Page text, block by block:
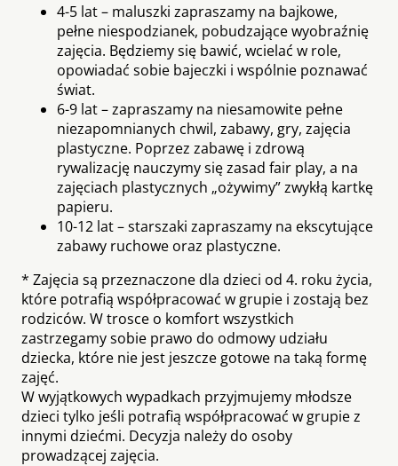
4-5 lat – maluszki zapraszamy na bajkowe,
pełne niespodzianek, pobudzające wyobraźnię
zajęcia. Będziemy się bawić, wcielać w role,
opowiadać sobie bajeczki i wspólnie poznawać
świat.
6-9 lat – zapraszamy na niesamowite pełne
niezapomnianych chwil, zabawy, gry, zajęcia
plastyczne. Poprzez zabawę i zdrową
rywalizację nauczymy się zasad fair play, a na
zajęciach plastycznych „ożywimy” zwykłą kartkę
papieru.
10-12 lat – starszaki zapraszamy na ekscytujące
zabawy ruchowe oraz plastyczne.
* Zajęcia są przeznaczone dla dzieci od 4. roku życia,
które potrafią współpracować w grupie i zostają bez
rodziców. W trosce o komfort wszystkich
zastrzegamy sobie prawo do odmowy udziału
dziecka, które nie jest jeszcze gotowe na taką formę
zajęć.
W wyjątkowych wypadkach przyjmujemy młodsze
dzieci tylko jeśli potrafią współpracować w grupie z
innymi dziećmi. Decyzja należy do osoby
prowadzącej zajęcia.